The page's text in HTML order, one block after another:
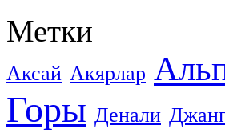
Метки
Аксай Акярлар
Горы Денали